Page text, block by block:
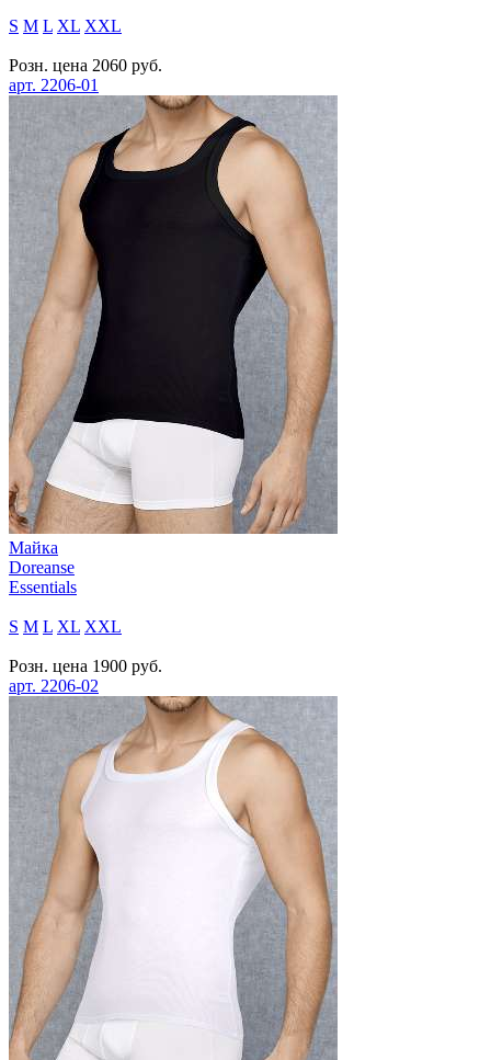
S M L XL XXL
Розн. цена 2060 руб.
арт. 2206-01
Майка
Doreanse
Essentials
S M L XL XXL
Розн. цена 1900 руб.
арт. 2206-02